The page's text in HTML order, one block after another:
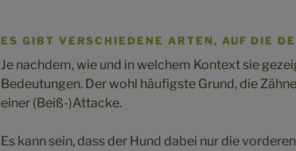
ES GIBT VERSCHIEDENE ARTEN, AUF DIE
Je nachdem, wie und in welchem Kontext sie
Bedeutungen. Der wohl häufigste Grund, die
einer (Beiß-)Attacke.
Es kann sein, dass der Hund dabei nur die